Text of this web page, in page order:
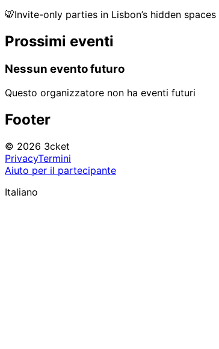
🐯Invite-only parties in Lisbon’s hidden
Prossimi eventi
Nessun evento futuro
Questo organizzatore non ha eventi futuri
Footer
© 2026 3cket
PrivacyTermini
Aiuto per il partecipante
Italiano